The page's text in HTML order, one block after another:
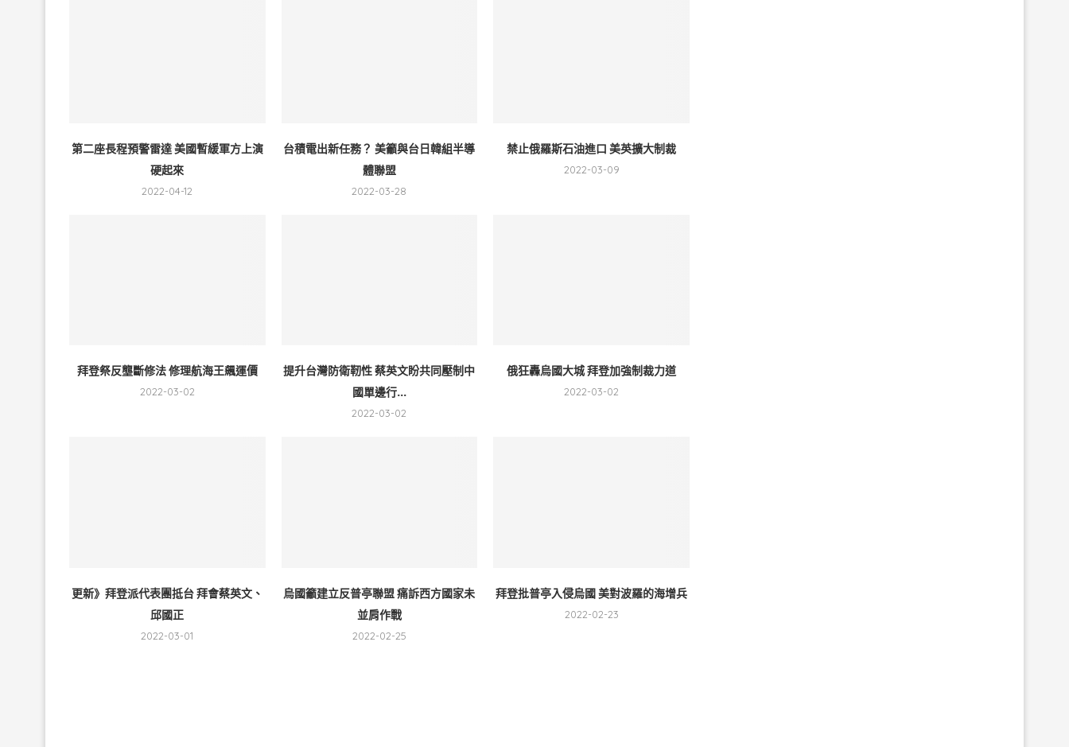
第二座長程預警雷達 美國暫緩軍方上演
硬起來
2022-04-12
台積電出新任務？ 美籲與台日韓組半導
體聯盟
2022-03-28
禁止俄羅斯石油進口 美英擴大制裁
2022-03-09
拜登祭反壟斷修法 修理航海王飆運價
2022-03-02
提升台灣防衛靭性 蔡英文盼共同壓制中
國單邊行...
2022-03-02
俄狂轟烏國大城 拜登加強制裁力道
2022-03-02
更新》拜登派代表團抵台 拜會蔡英文、
邱國正
2022-03-01
烏國籲建立反普亭聯盟 痛訴西方國家未
並肩作戰
2022-02-25
拜登批普亭入侵烏國 美對波羅的海增兵
2022-02-23